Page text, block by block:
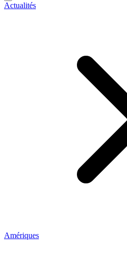
Actualités
Amériques